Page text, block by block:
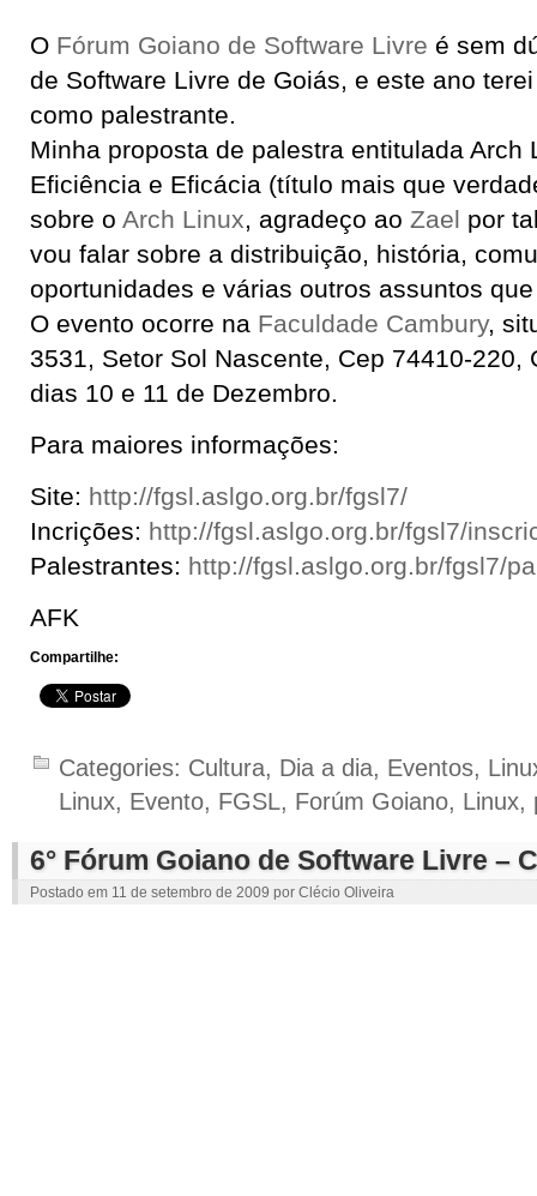
O Fórum Goiano de Software Livre é sem
de Software Livre de Goiás, e este ano
como palestrante.
Minha proposta de palestra entitulada Arch
Eficiência e Eficácia (título mais que
sobre o Arch Linux, agradeço ao Zael por
vou falar sobre a distribuição, história,
oportunidades e várias outros assuntos
O evento ocorre na Faculdade Cambury,
3531, Setor Sol Nascente, Cep 74410-220,
dias 10 e 11 de Dezembro.
Para maiores informações:
Site: http://fgsl.aslgo.org.br/fgsl7/
Incrições: http://fgsl.aslgo.org.br/fgsl7/
Palestrantes: http://fgsl.aslgo.org.br/fgsl7/
AFK
Compartilhe:
Categories: Cultura, Dia a dia, Eventos,
Linux, Evento, FGSL, Forúm Goiano, Linux,
6° Fórum Goiano de Software Livre –
Postado em 11 de setembro de 2009 por Clécio Oliveira